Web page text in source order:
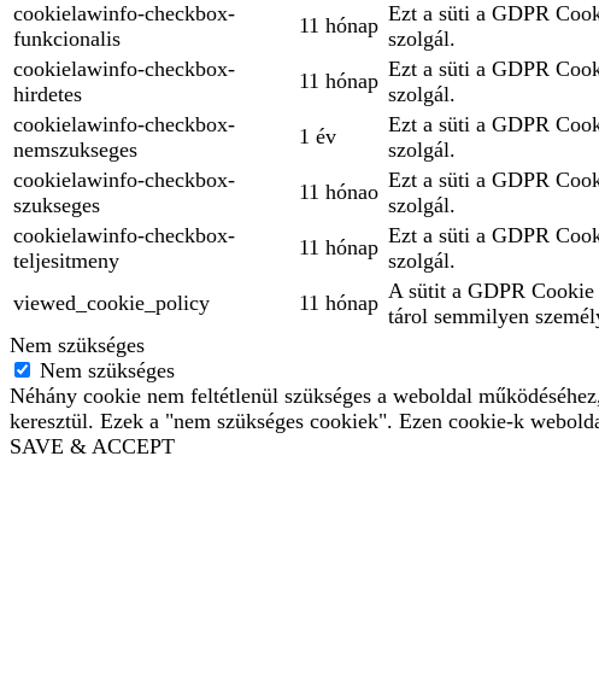
cookielawinfo-checkbox-
funkcionalis
11 hónap Ezt a süti a GDPR
szolgál.
cookielawinfo-checkbox-
hirdetes
11 hónap Ezt a süti a GDPR
szolgál.
cookielawinfo-checkbox-
nemszukseges
1 év
Ezt a süti a GDPR
szolgál.
cookielawinfo-checkbox-
szukseges
11 hónao Ezt a süti a GDPR
szolgál.
cookielawinfo-checkbox-
teljesitmeny
11 hónap Ezt a süti a GDPR
szolgál.
viewed_cookie_policy
11 hónap A sütit a GDPR
tárol semmilyen
Nem szükséges
Nem szükséges
Néhány cookie nem feltétlenül szükséges a weboldal
keresztül. Ezek a "nem szükséges cookiek". Ezen cookie-k
SAVE & ACCEPT